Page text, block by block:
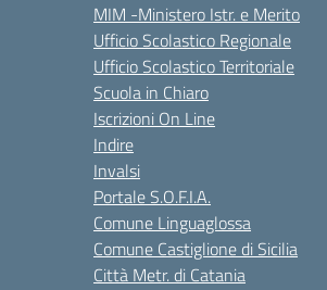
MIM -Ministero Istr. e Merito
Ufficio Scolastico Regionale
Ufficio Scolastico Territoriale
Scuola in Chiaro
Iscrizioni On Line
Indire
Invalsi
Portale S.O.F.I.A.
Comune Linguaglossa
Comune Castiglione di Sicilia
Città Metr. di Catania